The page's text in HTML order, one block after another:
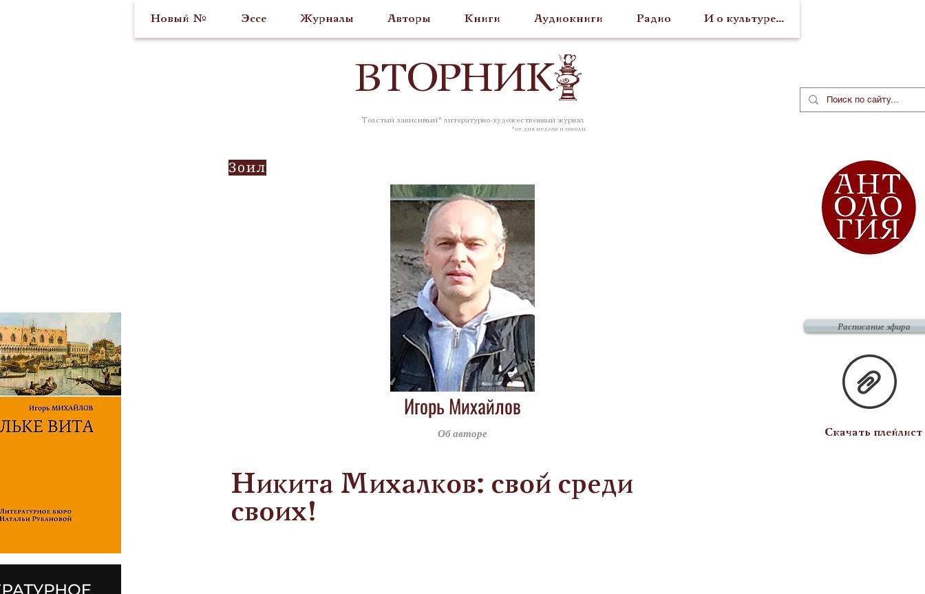
Новый № Эссе Журналы Авторы Книги Аудиокниги Радио И о культуре...
ВТОРНИК
Толстый зависимый* литературно-художественный журнал
* от дня недели и погоды
Зоил
Игорь Михайлов
Об авторе
Никита Михалков: свой среди
своих!
Расписание эфира
Скачать плейлист